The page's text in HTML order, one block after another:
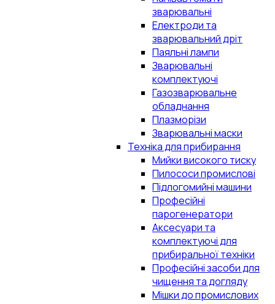
зварювальні
Електроди та
зварювальний дріт
Паяльні лампи
Зварювальні
комплектуючі
Газозварювальне
обладнання
Плазморізи
Зварювальні маски
Техніка для прибирання
Мийки високого тиску
Пилососи промислові
Підлогомийні машини
Професійні
парогенератори
Аксесуари та
комплектуючі для
прибиральної техніки
Професійні засоби для
чищення та догляду
Мішки до промислових